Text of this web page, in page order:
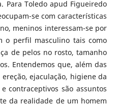
Para Toledo apud Figueiredo
se com características
meninos interessam-se por
o perfil masculino tais como
de pelos no rosto, tamanho
Entendemos que, além das
ejaculação, higiene da
contraceptivos são assuntos
da realidade de um homem